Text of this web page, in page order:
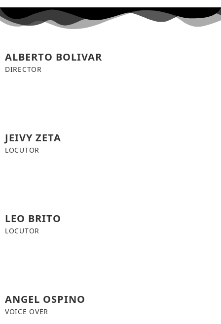
ALBERTO BOLIVAR
DIRECTOR
JEIVY ZETA
LOCUTOR
LEO BRITO
LOCUTOR
ANGEL OSPINO
VOICE OVER